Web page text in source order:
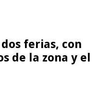
ferias, con
de la zona y el